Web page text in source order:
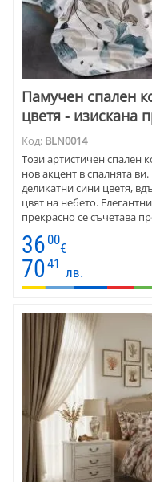
Памучен спален
цветя - изискана
Код: BLN0014
Този артистичен спален
нов акцент в спалнята
деликатни сини цветя,
цвят на небето.
прекрасно се съчетава
млечносива гама.
36 00
€
7041
лв.